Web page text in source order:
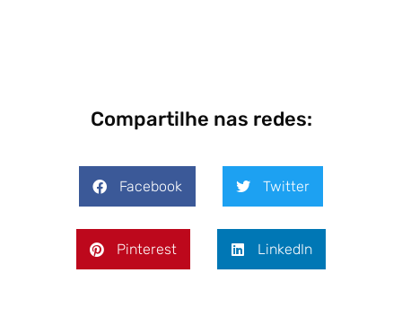
Compartilhe nas redes:
Facebook Twitter
Pinterest LinkedIn